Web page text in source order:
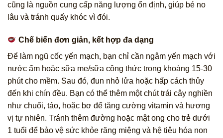
cũng là nguồn cung cấp năng lượng ổn định, giúp bé no
lâu và tránh quấy khóc vì đói.
Chế biến đơn giản, kết hợp đa dạng
Để làm ngũ cốc yến mạch, bạn chỉ cần ngâm yến mạch với
nước ấm hoặc sữa mẹ/sữa công thức trong khoảng 15-30
phút cho mềm. Sau đó, đun nhỏ lửa hoặc hấp cách thủy
đến khi chín đều. Bạn có thể thêm một chút trái cây nghiền
như chuối, táo, hoặc bơ để tăng cường vitamin và hương
vị tự nhiên. Tránh thêm đường hoặc mật ong cho trẻ dưới
1 tuổi để bảo vệ sức khỏe răng miệng và hệ tiêu hóa non